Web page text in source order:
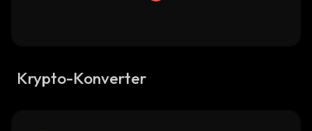
Krypto-Konverter